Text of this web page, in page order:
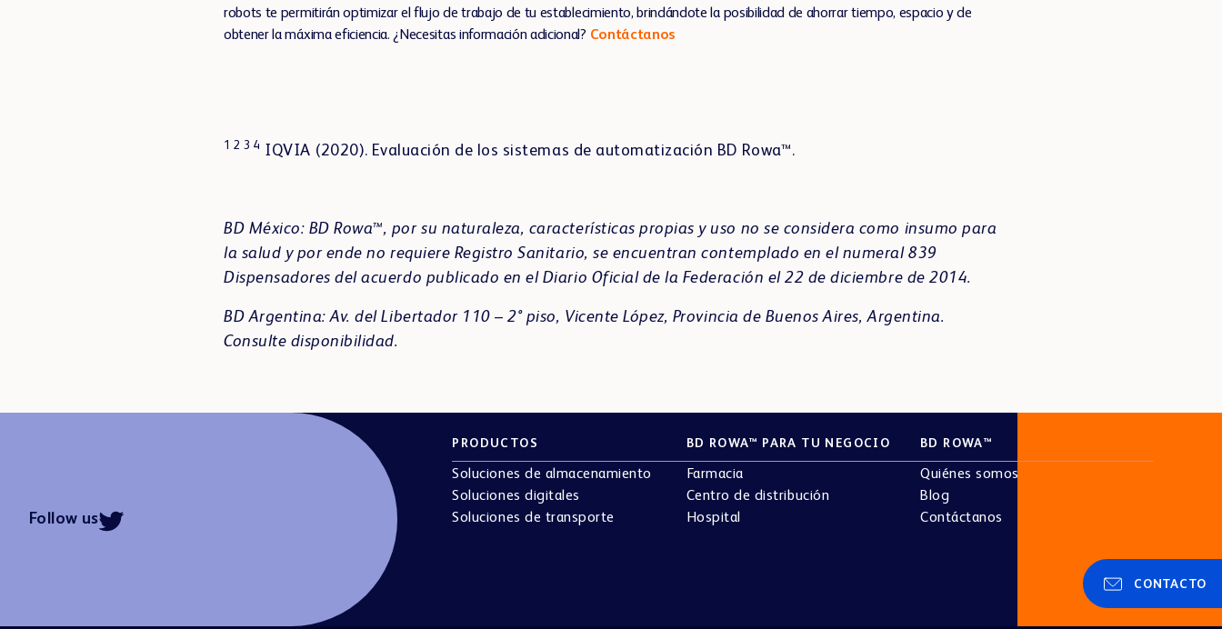
robots te permitirán optimizar el flujo de trabajo de tu establecimiento, brindándote la posibilidad de ahorrar tiempo, espacio y de
obtener la máxima eficiencia. ¿Necesitas información adicional? Contáctanos
1 2 3 4 IQVIA (2020). Evaluación de los sistemas de automatización BD Rowa™.
BD México: BD Rowa™, por su naturaleza, características propias y uso no se considera como insumo para
la salud y por ende no requiere Registro Sanitario, se encuentran contemplado en el numeral 839
Dispensadores del acuerdo publicado en el Diario Oficial de la Federación el 22 de diciembre de 2014.
BD Argentina:Av. del Libertador 110 – 2° piso, Vicente López, Provincia de Buenos Aires, Argentina.
Consulte disponibilidad.
Follow us
PRODUCTOS
Soluciones de almacenamiento
Soluciones digitales
Soluciones de transporte
BD ROWA™ PARA TU NEGOCIO
Farmacia
Centro de distribución
Hospital
BD ROWA™
Quiénes somos
Blog
Contáctanos
CONTACTO